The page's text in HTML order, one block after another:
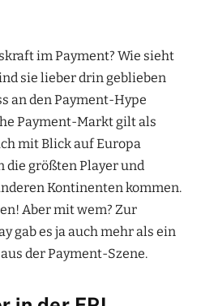
im Payment? Wie sieht
sie lieber drin geblieben
an den Payment-Hype
Payment-Markt gilt als
mit Blick auf Europa
die größten Player und
Kontinenten kommen.
Aber mit wem? Zur
gab es ja auch mehr als ein
der Payment-Szene.